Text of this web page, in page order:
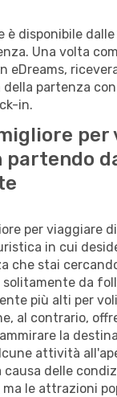
è disponibile
Una volta
eDreams,
partenza
in.
per
partendo
per viaggiare
in cui
che stai
da
più alti per
al contrario,
la
attività
causa delle
le attrazioni